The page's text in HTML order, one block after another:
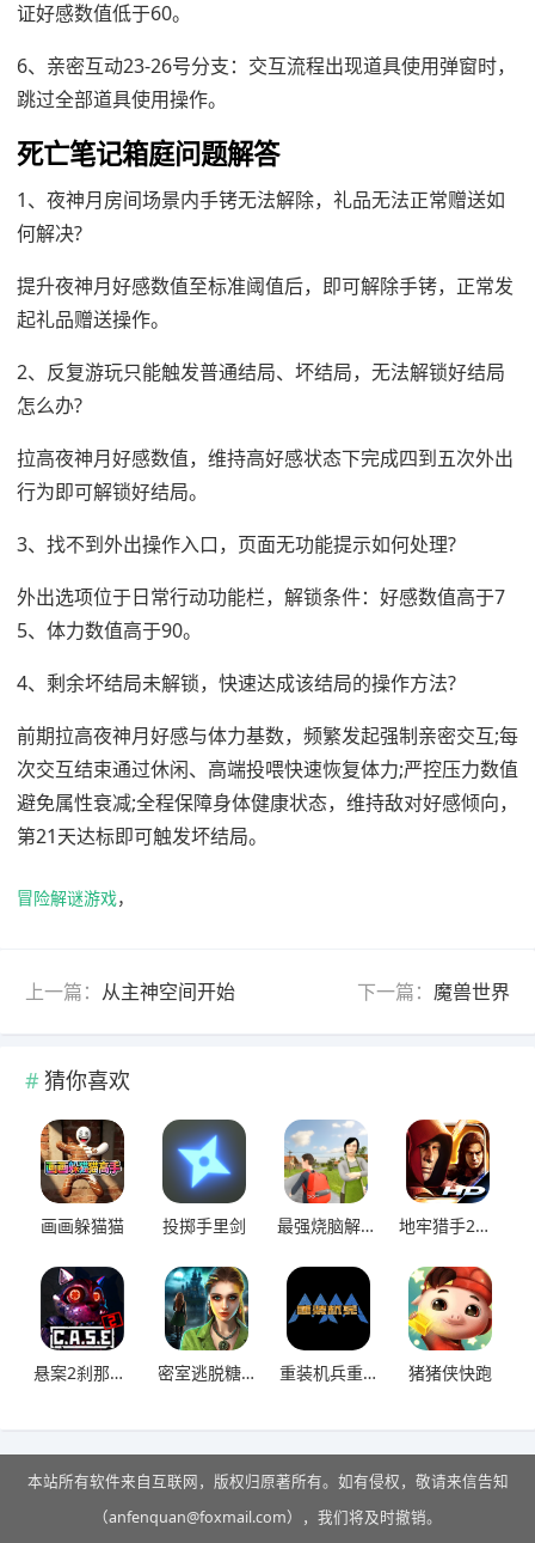
证好感数值低于60。
6、亲密互动23-26号分支：交互流程出现道具使用弹窗时，
跳过全部道具使用操作。
死亡笔记箱庭问题解答
1、夜神月房间场景内手铐无法解除，礼品无法正常赠送如
何解决?
提升夜神月好感数值至标准阈值后，即可解除手铐，正常发
起礼品赠送操作。
2、反复游玩只能触发普通结局、坏结局，无法解锁好结局
怎么办?
拉高夜神月好感数值，维持高好感状态下完成四到五次外出
行为即可解锁好结局。
3、找不到外出操作入口，页面无功能提示如何处理?
外出选项位于日常行动功能栏，解锁条件：好感数值高于7
5、体力数值高于90。
4、剩余坏结局未解锁，快速达成该结局的操作方法?
前期拉高夜神月好感与体力基数，频繁发起强制亲密交互;每
次交互结束通过休闲、高端投喂快速恢复体力;严控压力数值
避免属性衰减;全程保障身体健康状态，维持敌对好感倾向，
第21天达标即可触发坏结局。
冒险解谜游戏，
上一篇： 从主神空间开始 下一篇： 魔兽世界
猜你喜欢
画画躲猫猫 投掷手里剑 最强烧脑解谜 地牢猎手2免费版
悬案2刹那惊颤 密室逃脱糖果乐园 重装机兵重制版 猪猪侠快跑
本站所有软件来自互联网，版权归原著所有。如有侵权，敬请来信告知
（anfenquan@foxmail.com），我们将及时撤销。